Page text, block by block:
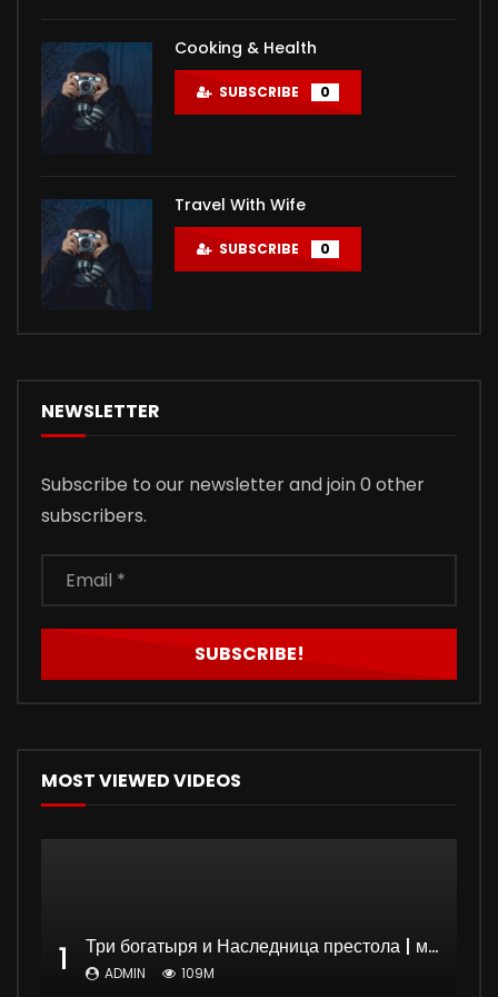
Cooking & Health
SUBSCRIBE 0
Travel With Wife
SUBSCRIBE 0
NEWSLETTER
Subscribe to our newsletter and join 0 other
subscribers.
MOST VIEWED VIDEOS
1 Три богатыря и Наследница престола | мультфильм
ADMIN 109M